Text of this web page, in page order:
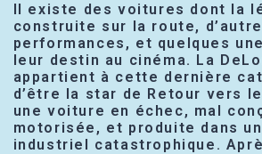
Il existe des voitures dont la
construite sur la route,
performances, et quelques
leur destin au cinéma. La
appartient à cette dernière
d’être la star de Retour vers
une voiture en échec, mal
motorisée, et produite dans
industriel catastrophique.